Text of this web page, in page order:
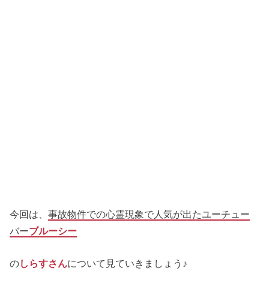
今回は、事故物件での心霊現象で人気が出たユーチュー
バーブルーシー
のしらすさんについて見ていきましょう♪